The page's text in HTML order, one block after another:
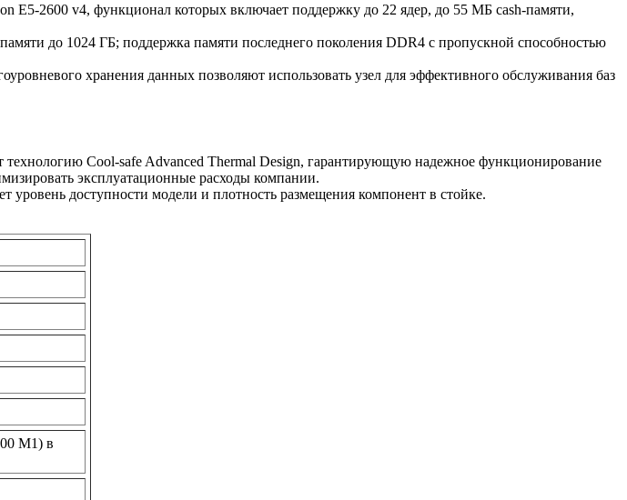
E5-2600 v4, функционал которых включает поддержку до 22 ядер, до 55 МБ cash-памяти,
до 1024 ГБ; поддержка памяти последнего поколения DDR4 с пропускной способностью
хранения данных позволяют использовать узел для эффективного обслуживания баз
Cool-safe Advanced Thermal Design, гарантирующую надежное функционирование
эксплуатационные расходы компании.
доступности модели и плотность размещения компонент в стойке.
M1) в